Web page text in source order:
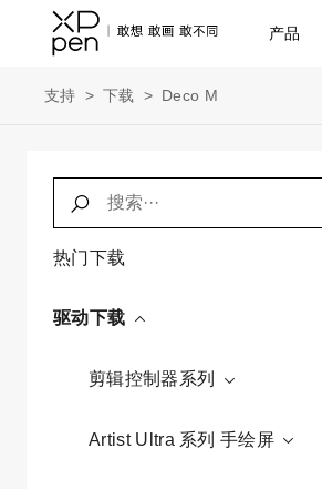
产品
支持 > 下载 > Deco M
热门下载
驱动下载
剪辑控制器系列
Artist Ultra 系列 手绘屏